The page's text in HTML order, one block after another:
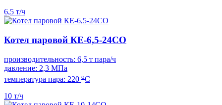
6,5 т/ч
Котел паровой КЕ-6,5-24СО
производительность: 6,5 т пара/ч
давление: 2,3 МПа
температура пара: 220 оС
10 т/ч